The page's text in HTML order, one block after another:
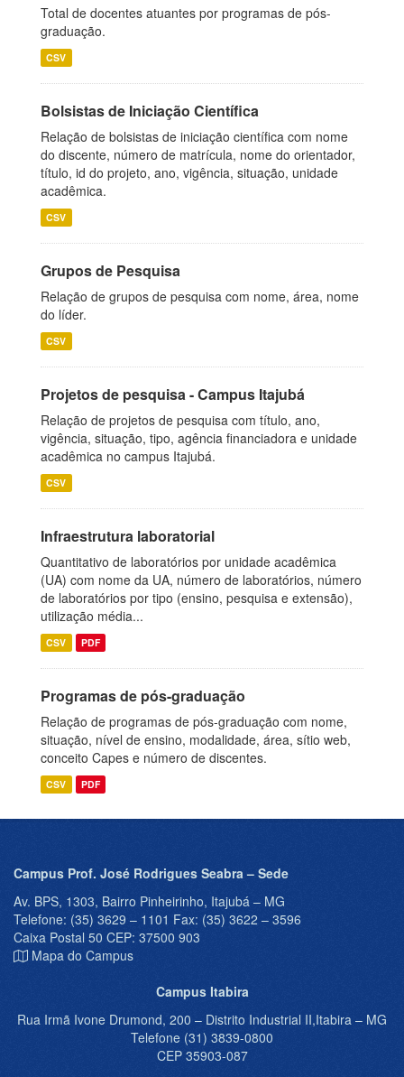
Total de docentes atuantes por programas de pós-
graduação.
CSV
Bolsistas de Iniciação Científica
Relação de bolsistas de iniciação científica com nome
do discente, número de matrícula, nome do orientador,
título, id do projeto, ano, vigência, situação, unidade
acadêmica.
CSV
Grupos de Pesquisa
Relação de grupos de pesquisa com nome, área, nome
do líder.
CSV
Projetos de pesquisa - Campus Itajubá
Relação de projetos de pesquisa com título, ano,
vigência, situação, tipo, agência financiadora e unidade
acadêmica no campus Itajubá.
CSV
Infraestrutura laboratorial
Quantitativo de laboratórios por unidade acadêmica
(UA) com nome da UA, número de laboratórios, número
de laboratórios por tipo (ensino, pesquisa e extensão),
utilização média...
CSV PDF
Programas de pós-graduação
Relação de programas de pós-graduação com nome,
situação, nível de ensino, modalidade, área, sítio web,
conceito Capes e número de discentes.
CSV PDF
Campus Prof. José Rodrigues Seabra – Sede
Av. BPS, 1303, Bairro Pinheirinho, Itajubá – MG
Telefone: (35) 3629 – 1101 Fax: (35) 3622 – 3596
Caixa Postal 50 CEP: 37500 903
Mapa do Campus
Campus Itabira
Rua Irmã Ivone Drumond, 200 – Distrito Industrial II,Itabira – MG
Telefone (31) 3839-0800
CEP 35903-087